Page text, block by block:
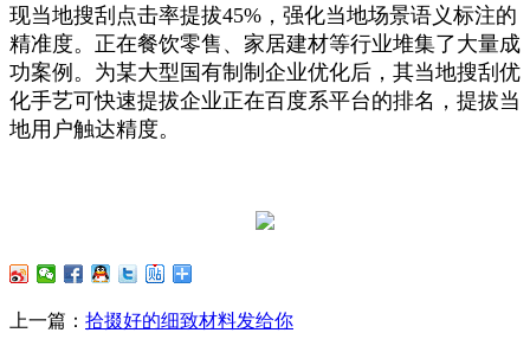
现当地搜刮点击率提拔45%，强化当地场景语义标注的
精准度。正在餐饮零售、家居建材等行业堆集了大量成
功案例。为某大型国有制制企业优化后，其当地搜刮优
化手艺可快速提拔企业正在百度系平台的排名，提拔当
地用户触达精度。
上一篇： 拾掇好的细致材料发给你